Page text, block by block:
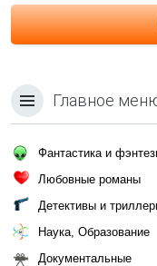
Главное
Фантастика и
Любовные романы
Детективы и
Наука, Образование
Документальные